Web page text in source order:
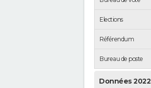
Elections
Référendum
Bureau de poste
Données 2022